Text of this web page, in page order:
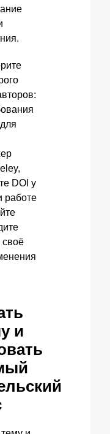
DOI у
работе
своё
и